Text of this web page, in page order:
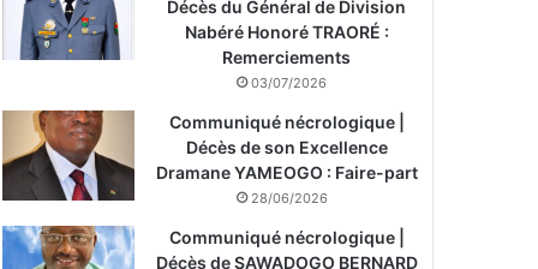
Décès du Général de Division
Nabéré Honoré TRAORÉ :
Remerciements
03/07/2026
Communiqué nécrologique |
Décès de son Excellence
Dramane YAMEOGO : Faire-part
28/06/2026
Communiqué nécrologique |
Décès de SAWADOGO BERNARD